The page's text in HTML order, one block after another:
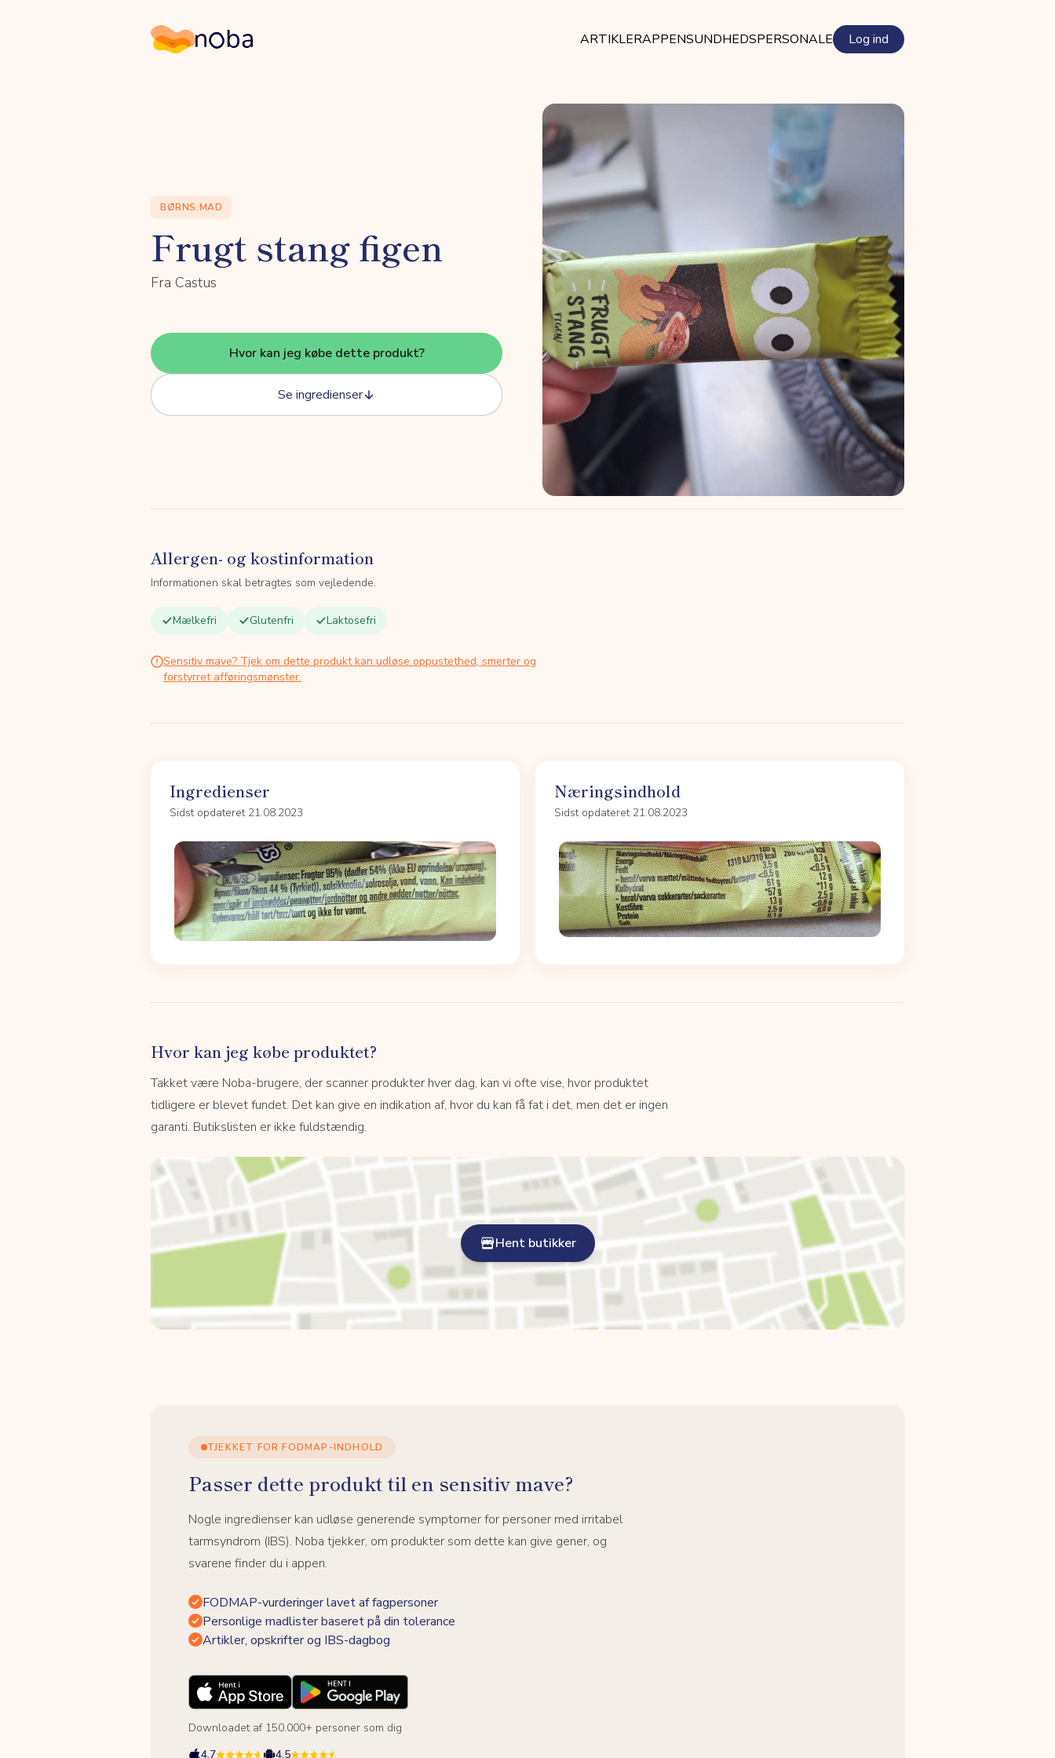
Noba ARTIKLERAPPENSUNDHEDSPERSONALE Log ind
BØRNS.MAD
Frugt stang figen
Fra Castus
Hvor kan jeg købe dette produkt?
Se ingredienser
Allergen- og kostinformation
Informationen skal betragtes som vejledende.
Mælkefri Glutenfri Laktosefri
Sensitiv mave? Tjek om dette produkt kan udløse oppustethed, smerter og
forstyrret afføringsmønster.
Ingredienser
Sidst opdateret 21.08.2023
Næringsindhold
Sidst opdateret 21.08.2023
Hvor kan jeg købe produktet?
Takket være Noba-brugere, der scanner produkter hver dag, kan vi ofte vise, hvor produktet
tidligere er blevet fundet. Det kan give en indikation af, hvor du kan få fat i det, men det er ingen
garanti. Butikslisten er ikke fuldstændig.
Hent butikker
TJEKKET FOR FODMAP-INDHOLD
Passer dette produkt til en sensitiv mave?
Nogle ingredienser kan udløse generende symptomer for personer med irritabel
tarmsyndrom (IBS). Noba tjekker, om produkter som dette kan give gener, og
svarene finder du i appen.
FODMAP-vurderinger lavet af fagpersoner
Personlige madlister baseret på din tolerance
Artikler, opskrifter og IBS-dagbog
Downloadet af 150.000+ personer som dig
4.7
4.5